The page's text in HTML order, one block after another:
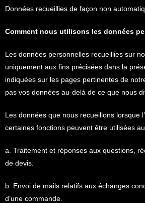
Données recueillies de façon non
Comment nous utilisons les données
Les données personnelles recueillies sur
uniquement aux fins précisées dans la
indiquées sur les pages pertinentes de
pas vos données au-delà de ce que nous
Les données que nous recueillons lorsque
certaines fonctions peuvent être utilisées
a. Traitement et réponses aux questions,
de devis.
b. Envoi de mails relatifs aux échanges
d’une commande.